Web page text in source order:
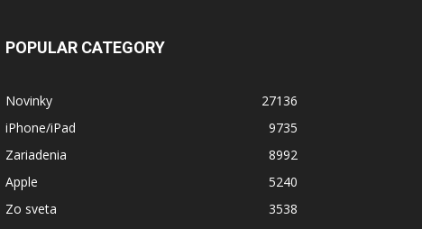
POPULAR CATEGORY
Novinky
27136
iPhone/iPad
9735
Zariadenia
8992
Apple
5240
Zo sveta
3538